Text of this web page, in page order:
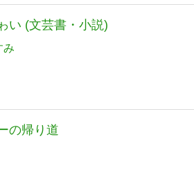
い (文芸書・小説)
み
の帰り道